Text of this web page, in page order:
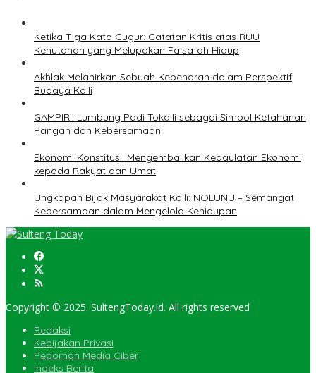
Ketika Tiga Kata Gugur: Catatan Kritis atas RUU
Kehutanan yang Melupakan Falsafah Hidup
Akhlak Melahirkan Sebuah Kebenaran dalam Perspektif
Budaya Kaili
GAMPIRI: Lumbung Padi Tokaili sebagai Simbol Ketahanan
Pangan dan Kebersamaan
Ekonomi Konstitusi: Mengembalikan Kedaulatan Ekonomi
kepada Rakyat dan Umat
Ungkapan Bijak Masyarakat Kaili: NOLUNU – Semangat
Kebersamaan dalam Mengelola Kehidupan
Copyright © 2025. SultengToday.id. All rights reserved
Redaksi
Kebijakan Privasi
Pedoman Media Ciber
Indeks Berita